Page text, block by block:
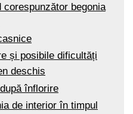
begonia
și posibile dificultăți
deschis
înflorire
de interior în timpul